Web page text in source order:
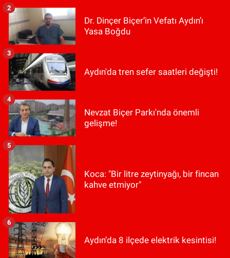
Dr. Dinçer Biçer’in Vefatı Aydın’ı
Yasa Boğdu
2
Aydın'da tren sefer saatleri değişti!
3
Nevzat Biçer Parkı'nda önemli
gelişme!
4
Koca: "Bir litre zeytinyağı, bir fincan
kahve etmiyor"
5
Aydın’da 8 ilçede elektrik kesintisi!
6